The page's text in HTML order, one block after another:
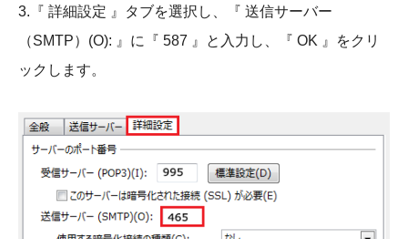
3.『 詳細設定 』タブを選択し、『 送信サーバー
（SMTP）(O): 』に『 587 』と入力し、『 OK 』をクリ
ックします。